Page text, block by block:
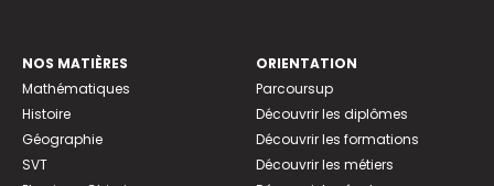
NOS MATIÈRES
Mathématiques
Histoire
Géographie
SVT
ORIENTATION
Parcoursup
Découvrir les diplômes
Découvrir les formations
Découvrir les métiers